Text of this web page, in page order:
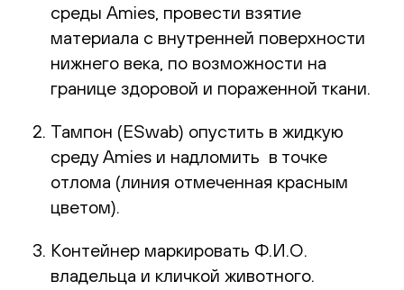
среды Amies, провести взятие
материала с внутренней поверхности
нижнего века, по возможности на
границе здоровой и пораженной ткани.
Тампон (ESwab) опустить в жидкую
среду Amies и надломить в точке
отлома (линия отмеченная красным
цветом).
Контейнер маркировать Ф.И.О.
владельца и кличкой животного.